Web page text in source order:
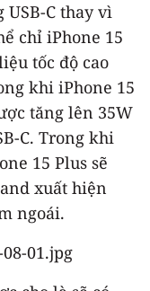
USB-C thay vì
chỉ iPhone 15
tốc độ cao
khi iPhone 15
tăng lên 35W
C. Trong khi
15 Plus sẽ
xuất hiện
ngoái.